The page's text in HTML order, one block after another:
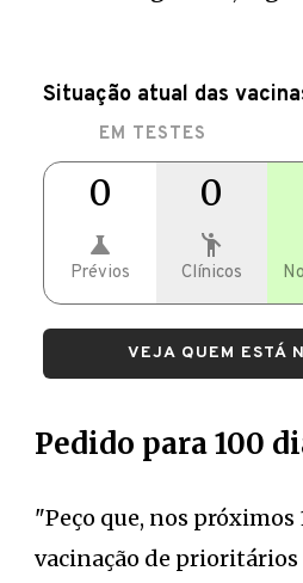
Situação atual das
EM TESTES
0
Prévios
0
Clínicos
VEJA QUEM ESTÁ
Pedido para 100
"Peço que, nos próximos
vacinação de prioritários